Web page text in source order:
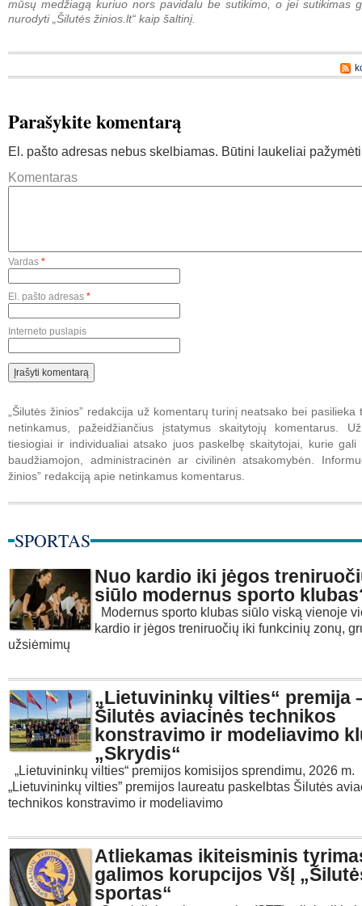
mūsų medžiagą kuriuo nors pavidalu be sutikimo, o jei sutikimas
nurodyti „Šilutės žinios.lt“ kaip šaltinį.
Parašykite komentarą
El. pašto adresas nebus skelbiamas. Būtini laukeliai
Komentaras
Vardas *
El. pašto adresas *
Interneto puslapis
„Šilutės žinios” redakcija už komentarų turinį neatsako bei pasilieka
netinkamus, pažeidžiančius įstatymus skaitytojų komentarus.
tiesiogiai ir individualiai atsako juos paskelbę skaitytojai, kurie gali
baudžiamojon, administracinėn ar civilinėn atsakomybėn.
žinios” redakciją apie netinkamus komentarus.
SPORTAS
Nuo kardio iki jėgos
siūlo modernus sporto
Modernus sporto klubas siūlo viską vienoje
kardio ir jėgos treniruočių iki funkcinių zonų,
užsiėmimų
„Lietuvininkų vilties“ premija
Šilutės aviacinės technikos
konstravimo ir modeliavimo
„Skrydis“
„Lietuvininkų vilties“ premijos komisijos sprendimu, 2026 m.
„Lietuvininkų vilties” premijos laureatu paskelbtas Šilutės
technikos konstravimo ir modeliavimo
Atliekamas ikiteisminis
galimos korupcijos VšĮ
sportas“